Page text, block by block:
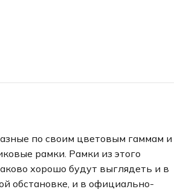
по своим цветовым гаммам и
рамки. Рамки из этого
хорошо будут выглядеть и в
обстановке, и в официально-